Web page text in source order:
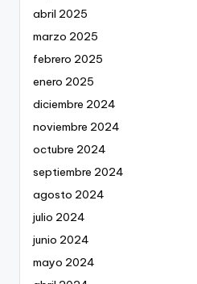
abril 2025
marzo 2025
febrero 2025
enero 2025
diciembre 2024
noviembre 2024
octubre 2024
septiembre 2024
agosto 2024
julio 2024
junio 2024
mayo 2024